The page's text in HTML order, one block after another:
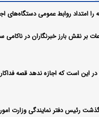
را امتداد روابط عمومی دستگاه‌های
بر نقش بارز خبرنگاران در
این است که اجازه ندهد قصه‌
رئیس دفتر نمایندگی وزارت